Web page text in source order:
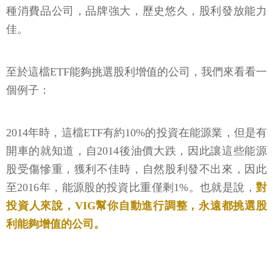
種消費品公司，品牌強大，歷史悠久，股利發放能力
佳。
至於這檔ETF能夠挑選股利增值的公司，我們來看看一
個例子：
2014年時，這檔ETF有約10%的投資在能源業，但是有
開車的就知道，自2014後油價大跌，因此讓這些能源
股受傷慘重，獲利不佳時，自然股利發不出來，因此
至2016年，能源股的投資比重僅剩1%。也就是說， 對
投資人來說，VIG幫你自動進行調整，永遠都挑選股
利能夠增值的公司。